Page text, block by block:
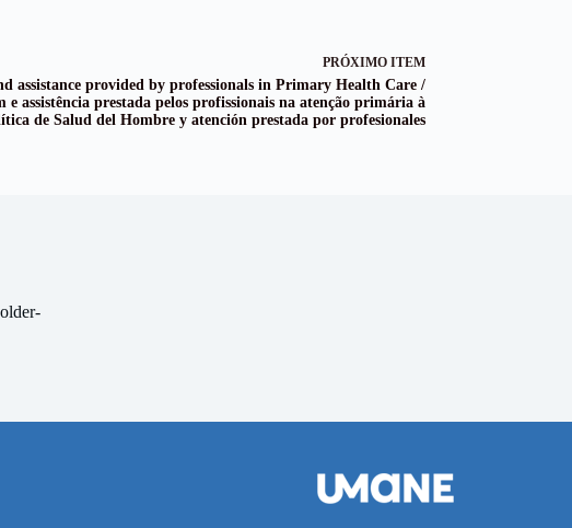
PRÓXIMO ITEM
assistance provided by professionals in Primary Health Care /
e assistência prestada pelos profissionais na atenção primária à
de Salud del Hombre y atención prestada por profesionales